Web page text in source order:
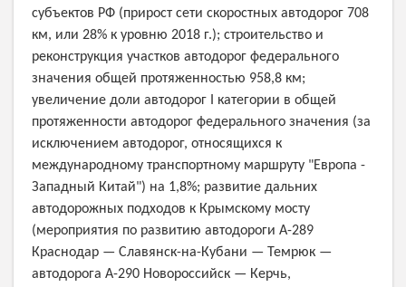
субъектов РФ (прирост сети скоростных автодорог 708
км, или 28% к уровню 2018 г.); строительство и
реконструкция участков автодорог федерального
значения общей протяженностью 958,8 км;
увеличение доли автодорог
категории в общей
протяженности автодорог федерального значения (за
исключением автодорог, относящихся к
международному транспортному маршруту "Европа -
Западный Китай") на 1,8%; развитие дальних
автодорожных подходов к Крымскому мосту
(мероприятия по развитию автодороги А-289
Краснодар — Славянск-на-Кубани — Темрюк —
автодорога А-290 Новороссийск — Керчь,